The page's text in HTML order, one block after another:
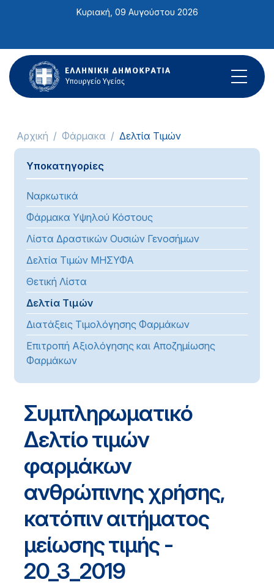
ιστότοπος
περιλαμβάνει
ένα
σύστημα
Κυριακή, 09 Αυγούστου 2026
Αρχική Φάρμακα Δελτία Τιμών
Υποκατηγορίες
Ναρκωτικά
Φάρμακα Υψηλού Κόστους
Λίστα Δραστικών Ουσιών Γενοσήμων
Δελτία Τιμών ΜΗΣΥΦΑ
Θετική Λίστα
Δελτία Τιμών
Διατάξεις Τιμολόγησης Φαρμάκων
Επιτροπή Αξιολόγησης και Αποζημίωσης
Φαρμάκων
Συμπληρωματικό
Δελτίο τιμών
φαρμάκων
ανθρώπινης χρήσης,
κατόπιν αιτήματος
μείωσης τιμής -
20_3_2019